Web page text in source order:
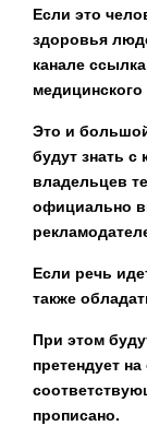
Если это
здоровья
канале
медицинского
Это и
будут знать
владельцев
официально
Если речь
также
При этом
претендует
прописано.